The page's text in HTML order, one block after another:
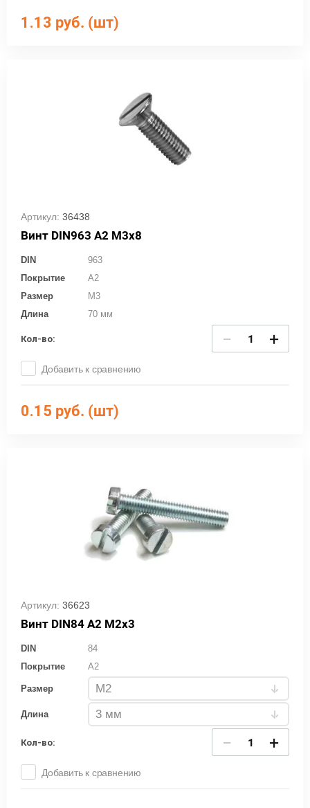
1.13 руб. (шт)
Артикул: 36438
Винт DIN963 А2 М3х8
DIN
963
Покрытие
A2
Размер
M3
Длина
70 мм
Кол-во: − +
Добавить к сравнению
0.15 руб. (шт)
Артикул: 36623
Винт DIN84 А2 М2х3
DIN
84
Покрытие
A2
Размер
Длина
Кол-во: − +
Добавить к сравнению